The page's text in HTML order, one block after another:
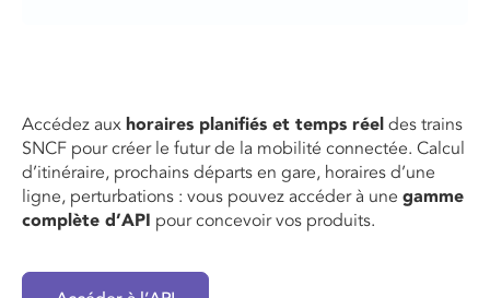
Accédez aux horaires planifiés et temps réel des trains
SNCF pour créer le futur de la mobilité connectée. Calcul
d’itinéraire, prochains départs en gare, horaires d’une
ligne, perturbations : vous pouvez accéder à une gamme
complète d’API pour concevoir vos produits.